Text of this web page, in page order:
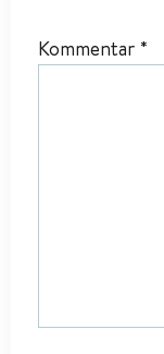
Kommentar *